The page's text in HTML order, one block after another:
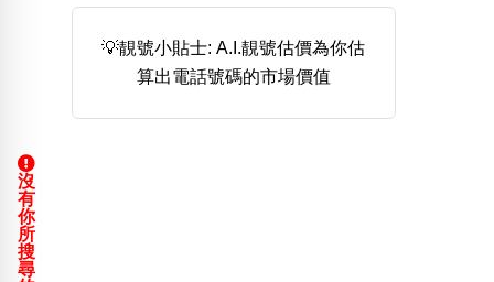
888尾
999尾 777尾 9字頭 6字頭
無4字
全大數字
5萬以上 生天延 全吉星(全號)
清除全部分類
💡靚號小貼士: A.I.靚號估價為你估
算出電話號碼的市場價值
沒
有
你
所
搜
尋